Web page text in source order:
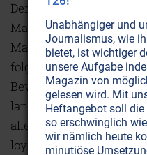
Der Pädagoge und
Maier beschreibt im
Management das
folgendermaßen:
Beweggrund. Dabei gilt:
lange nicht mehr
allem dann motiviert,
loyal, wenn sie sich mit
Unabhängiger und
Journalismus, wie
bietet, ist wichtiger
unsere Aufgabe
Magazin von
gelesen wird. Mit
Heftangebot soll
so erschwinglich
wir nämlich heute
minutiöse